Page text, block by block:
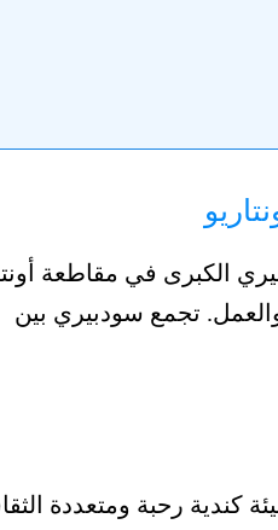
الكبرى في مقاطعة
تجمع سودبيري بين
كندية رحبة ومتعددة